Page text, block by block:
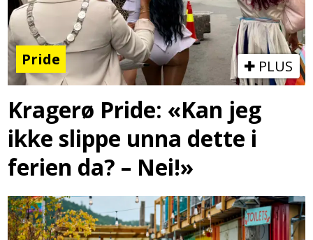
Pride PLUS
Kragerø Pride: «Kan jeg
ikke slippe unna dette i
ferien da? – Nei!»